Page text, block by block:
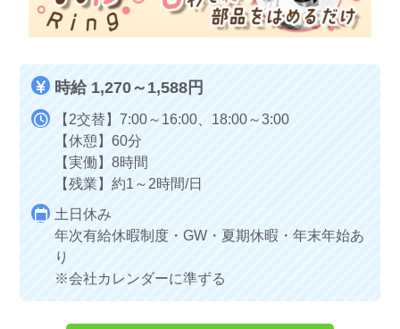
時給 1,270～1,588円
【2交替】7:00～16:00、18:00～3:00
【休憩】60分
【実働】8時間
【残業】約1～2時間/日
土日休み
年次有給休暇制度・GW・夏期休暇・年末年始あ
り
※会社カレンダーに準ずる